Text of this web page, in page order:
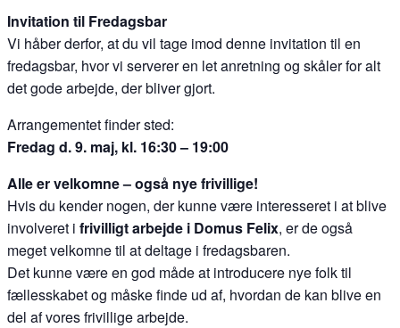
Invitation til Fredagsbar
Vi håber derfor, at du vil tage imod denne invitation til en
fredagsbar, hvor vi serverer en let anretning og skåler for alt
det gode arbejde, der bliver gjort.
Arrangementet finder sted:
Fredag d. 9. maj, kl. 16:30 – 19:00
Alle er velkomne – også nye frivillige!
Hvis du kender nogen, der kunne være interesseret i at blive
involveret i frivilligt arbejde i Domus Felix, er de også
meget velkomne til at deltage i fredagsbaren.
Det kunne være en god måde at introducere nye folk til
fællesskabet og måske finde ud af, hvordan de kan blive en
del af vores frivillige arbejde.